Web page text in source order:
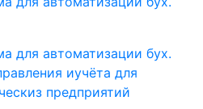
для автоматизации бух.
иучёта для
предприятий